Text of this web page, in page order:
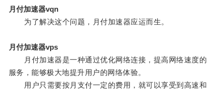
月付加速器vqn
为了解决这个问题，月付加速器应运而生。
月付加速器vps
月付加速器是一种通过优化网络连接，提高网络速度的
服务，能够极大地提升用户的网络体验。
用户只需要按月支付一定的费用，就可以享受到高速和